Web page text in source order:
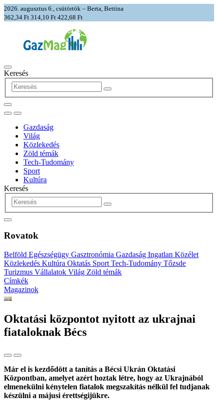
2026. augusztus 6., csütörtök – Berta, Bettina
362,34 Ft 314,10 Ft 422,68 Ft
Keresés
Gazdaság
Világ
Közlekedés
Zöld témák
Tech-Tudomány
Sport
Kultúra
Keresés
Rovatok
Belföld Egészségügy Gasztronómia Gazdaság Ingatlan Közélet
Közlekedés Kultúra Oktatás Sport Tech-Tudomány Tőzsde
Turizmus Vállalatok Világ Zöld témák
Címkék
Magazinok
Oktatási központot nyitott az ukrajnai
fiataloknak Bécs
Már el is kezdődött a tanítás a Bécsi Ukrán Oktatási
Központban, amelyet azért hoztak létre, hogy az Ukrajnából
elmenekülni kénytelen fiatalok megszakítás nélkül fel tudjanak
készülni a májusi érettségijükre.